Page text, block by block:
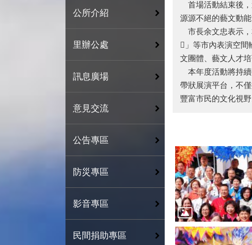
公所介紹
里辦公處
訊息廣場
意見交流
公告專區
防災專區
影音專區
民間捐助專區
首場活動結束後，
源源不絕的藝文動能
市長余文忠表示，
集 」等市內表演空
文團體、藝文人才
本年度活動將持續
帶狀展演平台，不
豐富市民的文化視野